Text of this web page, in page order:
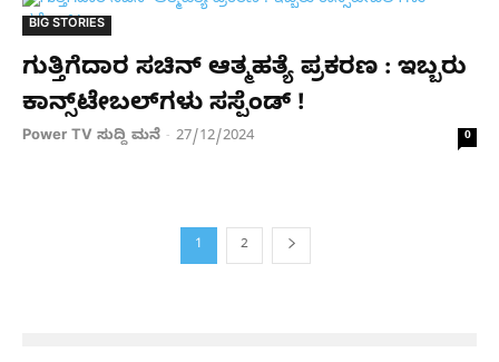
BIG STORIES
ಗುತ್ತಿಗೆದಾರ ಸಚಿನ್​ ಆತ್ಮಹತ್ಯೆ ಪ್ರಕರಣ : ಇಬ್ಬರು
ಕಾನ್ಸ್​ಟೇಬಲ್​​ಗಳು ಸಸ್ಪೆಂಡ್ !​
Power TV ಸುದ್ದಿ ಮನೆ - 27/12/2024 0
1 2